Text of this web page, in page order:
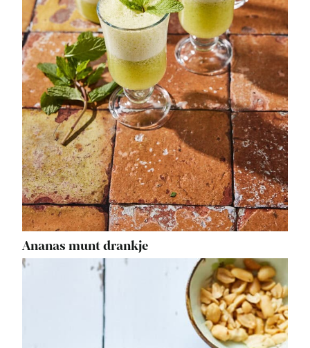
Ananas munt drankje